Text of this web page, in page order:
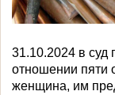
31.10.2024 в суд
отношении пяти
женщина, им